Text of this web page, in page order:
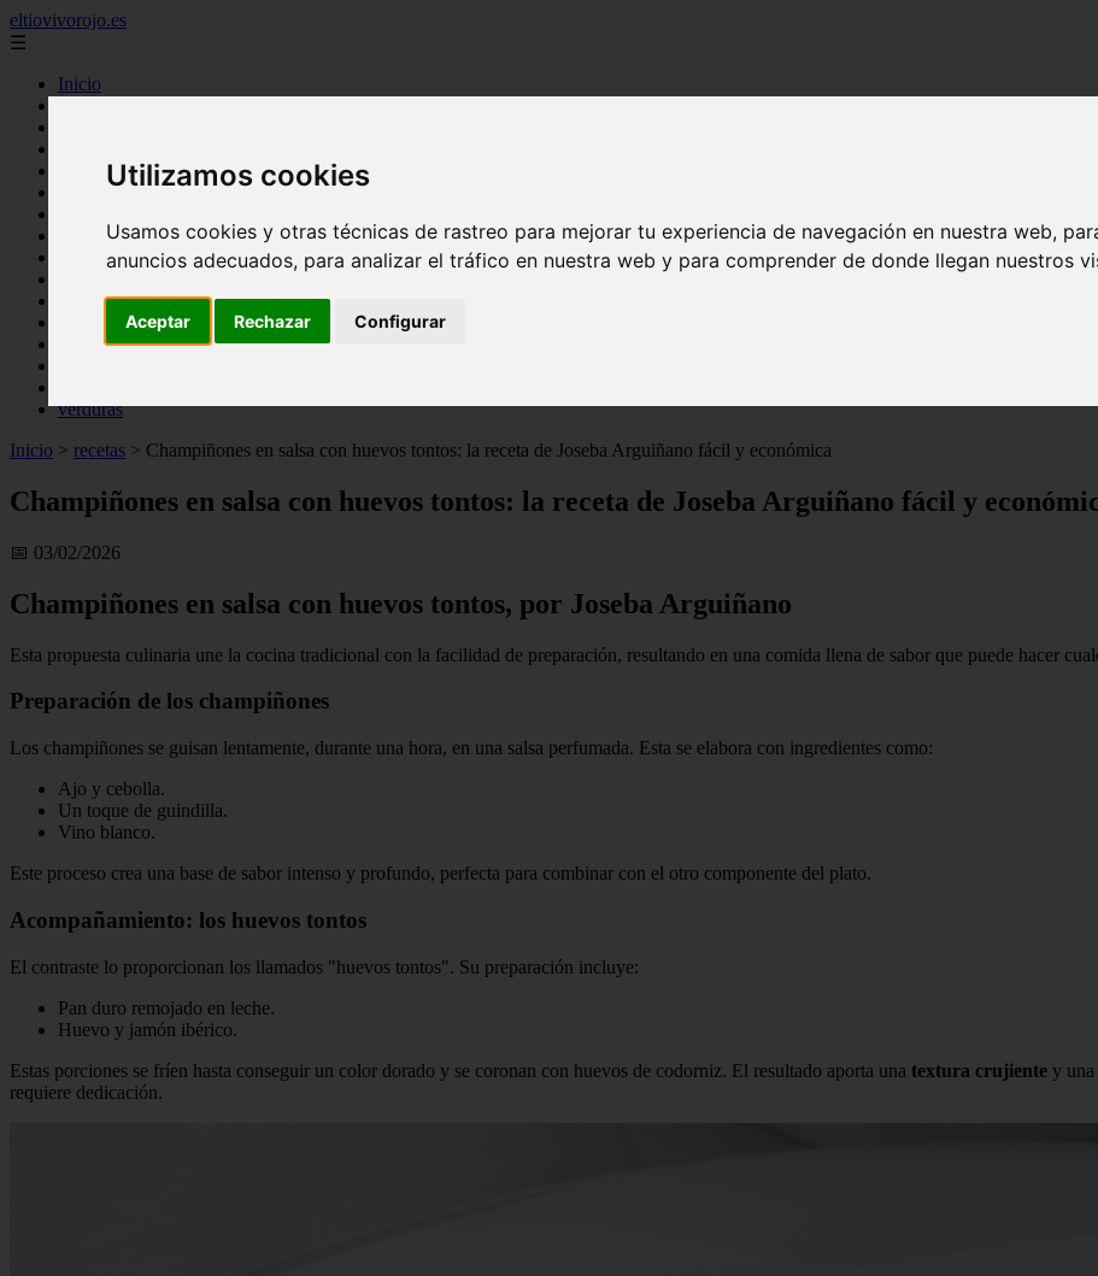
Utilizamos cookies
Usamos cookies y otras técnicas de rastreo para mejorar tu experiencia de navegación en nuestra web,
anuncios adecuados, para analizar el tráfico en nuestra web y para comprender de donde llegan nuestros
Aceptar Rechazar Configurar
eltiovivorojo.es
☰
Inicio
argentina
espana
huevos
producto
verduras
Inicio > recetas > Champiñones en salsa con huevos tontos: la receta de Joseba Arguiñano fácil y económica
Champiñones en salsa con huevos tontos: la receta de Joseba Arguiñano fácil y
📅 03/02/2026
Champiñones en salsa con huevos tontos, por Joseba Arguiñano
Esta propuesta culinaria une la cocina tradicional con la facilidad de preparación, resultando en una comida llena de sabor que puede hacer
Preparación de los champiñones
Los champiñones se guisan lentamente, durante una hora, en una salsa perfumada. Esta se elabora con ingredientes como:
Ajo y cebolla.
Un toque de guindilla.
Vino blanco.
Este proceso crea una base de sabor intenso y profundo, perfecta para combinar con el otro componente del plato.
Acompañamiento: los huevos tontos
El contraste lo proporcionan los llamados "huevos tontos". Su preparación incluye:
Pan duro remojado en leche.
Huevo y jamón ibérico.
Estas porciones se fríen hasta conseguir un color dorado y se coronan con huevos de codorniz. El resultado aporta una textura crujiente y una
requiere dedicación.